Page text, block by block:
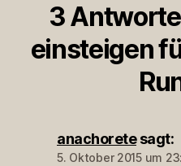
3
einsteigen
anachorete sagt:
5. Oktober 2015 um